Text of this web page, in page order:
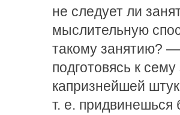
не следует ли
мыслительную
такому занятию? —
подготовясь к
капризнейшей
т. е.